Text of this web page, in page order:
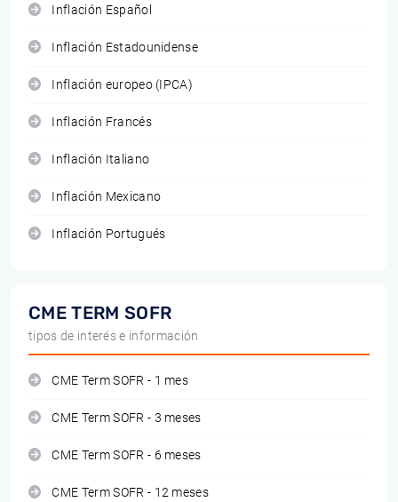
Inflación Español
Inflación Estadounidense
Inflación europeo (IPCA)
Inflación Francés
Inflación Italiano
Inflación Mexicano
Inflación Portugués
CME TERM SOFR
tipos de interés e información
CME Term SOFR - 1 mes
CME Term SOFR - 3 meses
CME Term SOFR - 6 meses
CME Term SOFR - 12 meses